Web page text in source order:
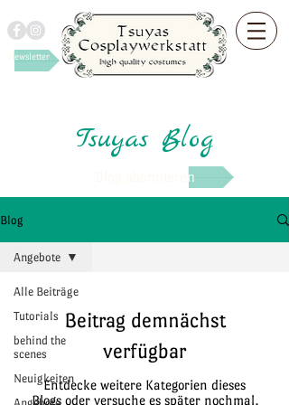
Newsletter
Tsuyas Blog
Blog abonnieren
Blog
Alle Beiträge
Tutorials
behind the
scenes
Neuigkeiten
Angebote
Beitrag demnächst
verfügbar
Entdecke weitere Kategorien dieses
Blogs oder versuche es später nochmal.